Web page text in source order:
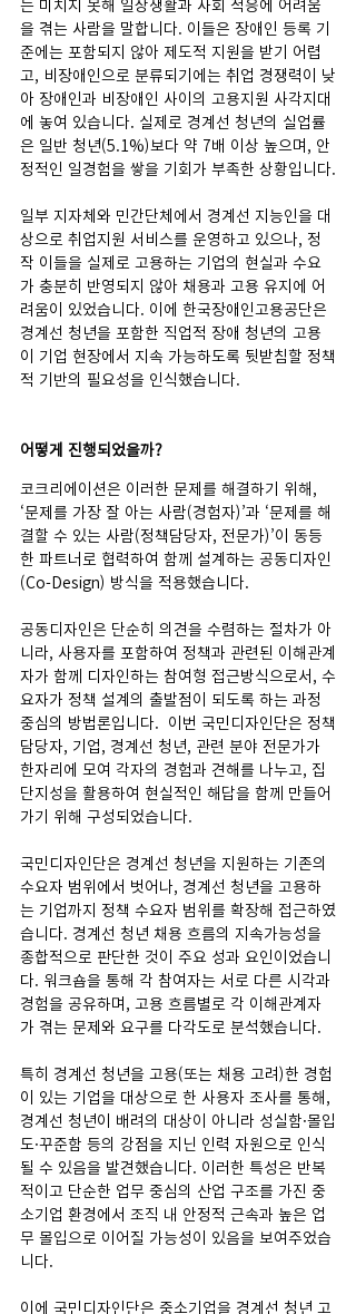
는 미치지 못해 일상생활과 사회 적응에 어려움
을 겪는 사람을 말합니다. 이들은 장애인 등록 기
준에는 포함되지 않아 제도적 지원을 받기 어렵
고, 비장애인으로 분류되기에는 취업 경쟁력이 낮
아 장애인과 비장애인 사이의 고용지원 사각지대
에 놓여 있습니다. 실제로 경계선 청년의 실업률
은 일반 청년(5.1%)보다 약 7배 이상 높으며, 안
정적인 일경험을 쌓을 기회가 부족한 상황입니다.
일부 지자체와 민간단체에서 경계선 지능인을 대
상으로 취업지원 서비스를 운영하고 있으나, 정
작 이들을 실제로 고용하는 기업의 현실과 수요
가 충분히 반영되지 않아 채용과 고용 유지에 어
려움이 있었습니다. 이에 한국장애인고용공단은
경계선 청년을 포함한 직업적 장애 청년의 고용
이 기업 현장에서 지속 가능하도록 뒷받침할 정책
적 기반의 필요성을 인식했습니다.
어떻게 진행되었을까?
코크리에이션은 이러한 문제를 해결하기 위해,
‘문제를 가장 잘 아는 사람(경험자)’과 ‘문제를 해
결할 수 있는 사람(정책담당자, 전문가)’이 동등
한 파트너로 협력하여 함께 설계하는 공동디자인
(Co-Design) 방식을 적용했습니다.
공동디자인은 단순히 의견을 수렴하는 절차가 아
니라, 사용자를 포함하여 정책과 관련된 이해관계
자가 함께 디자인하는 참여형 접근방식으로서, 수
요자가 정책 설계의 출발점이 되도록 하는 과정
중심의 방법론입니다.  이번 국민디자인단은 정책
담당자, 기업, 경계선 청년, 관련 분야 전문가가
한자리에 모여 각자의 경험과 견해를 나누고, 집
단지성을 활용하여 현실적인 해답을 함께 만들어
가기 위해 구성되었습니다.
국민디자인단은 경계선 청년을 지원하는 기존의
수요자 범위에서 벗어나, 경계선 청년을 고용하
는 기업까지 정책 수요자 범위를 확장해 접근하였
습니다. 경계선 청년 채용 흐름의 지속가능성을
종합적으로 판단한 것이 주요 성과 요인이었습니
다. 워크숍을 통해 각 참여자는 서로 다른 시각과
경험을 공유하며, 고용 흐름별로 각 이해관계자
가 겪는 문제와 요구를 다각도로 분석했습니다.
특히 경계선 청년을 고용(또는 채용 고려)한 경험
이 있는 기업을 대상으로 한 사용자 조사를 통해,
경계선 청년이 배려의 대상이 아니라 성실함·몰입
도·꾸준함 등의 강점을 지닌 인력 자원으로 인식
될 수 있음을 발견했습니다. 이러한 특성은 반복
적이고 단순한 업무 중심의 산업 구조를 가진 중
소기업 환경에서 조직 내 안정적 근속과 높은 업
무 몰입으로 이어질 가능성이 있음을 보여주었습
니다.
이에 국민디자인단은 중소기업을 경계선 청년 고